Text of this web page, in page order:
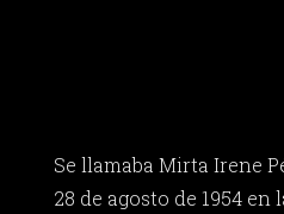
Se llamaba Mirta Irene
28 de agosto de 1954 en